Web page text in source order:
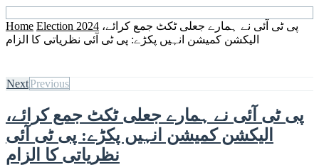
Home Election 2024 پی ٹی آئی نے ہمارے جعلی ٹکٹ جمع کرائے،
الیکشن کمیشن انہیں پکڑے: پی ٹی آئی نظریاتی کا الزام
NextPrevious
پی ٹی آئی نے ہمارے جعلی ٹکٹ جمع کرائے،
الیکشن کمیشن انہیں پکڑے: پی ٹی آئی
نظریاتی کا الزام